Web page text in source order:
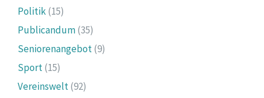
Politik(15)
Publicandum(35)
Seniorenangebot(9)
Sport(15)
Vereinswelt(92)